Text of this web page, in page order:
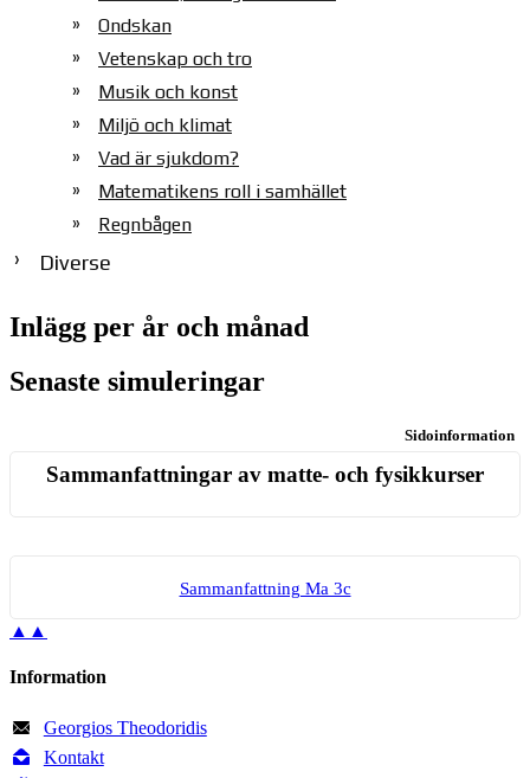
Ondskan
Vetenskap och tro
Musik och konst
Miljö och klimat
Vad är sjukdom?
Matematikens roll i samhället
Regnbågen
Diverse
Inlägg per år och månad
Senaste simuleringar
Sidoinformation
Sammanfattningar av matte- och fysikkurser
Sam­man­fatt­ning Ma 3c
▲▲
Information
Georgios Theodoridis
Kontakt